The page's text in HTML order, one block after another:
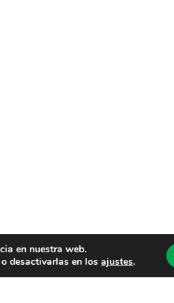
en nuestra web.
o desactivarlas en losajustes.